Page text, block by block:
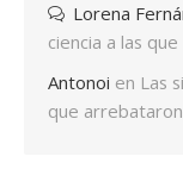
Lorena
ciencia a las
Antonoi en Las
que